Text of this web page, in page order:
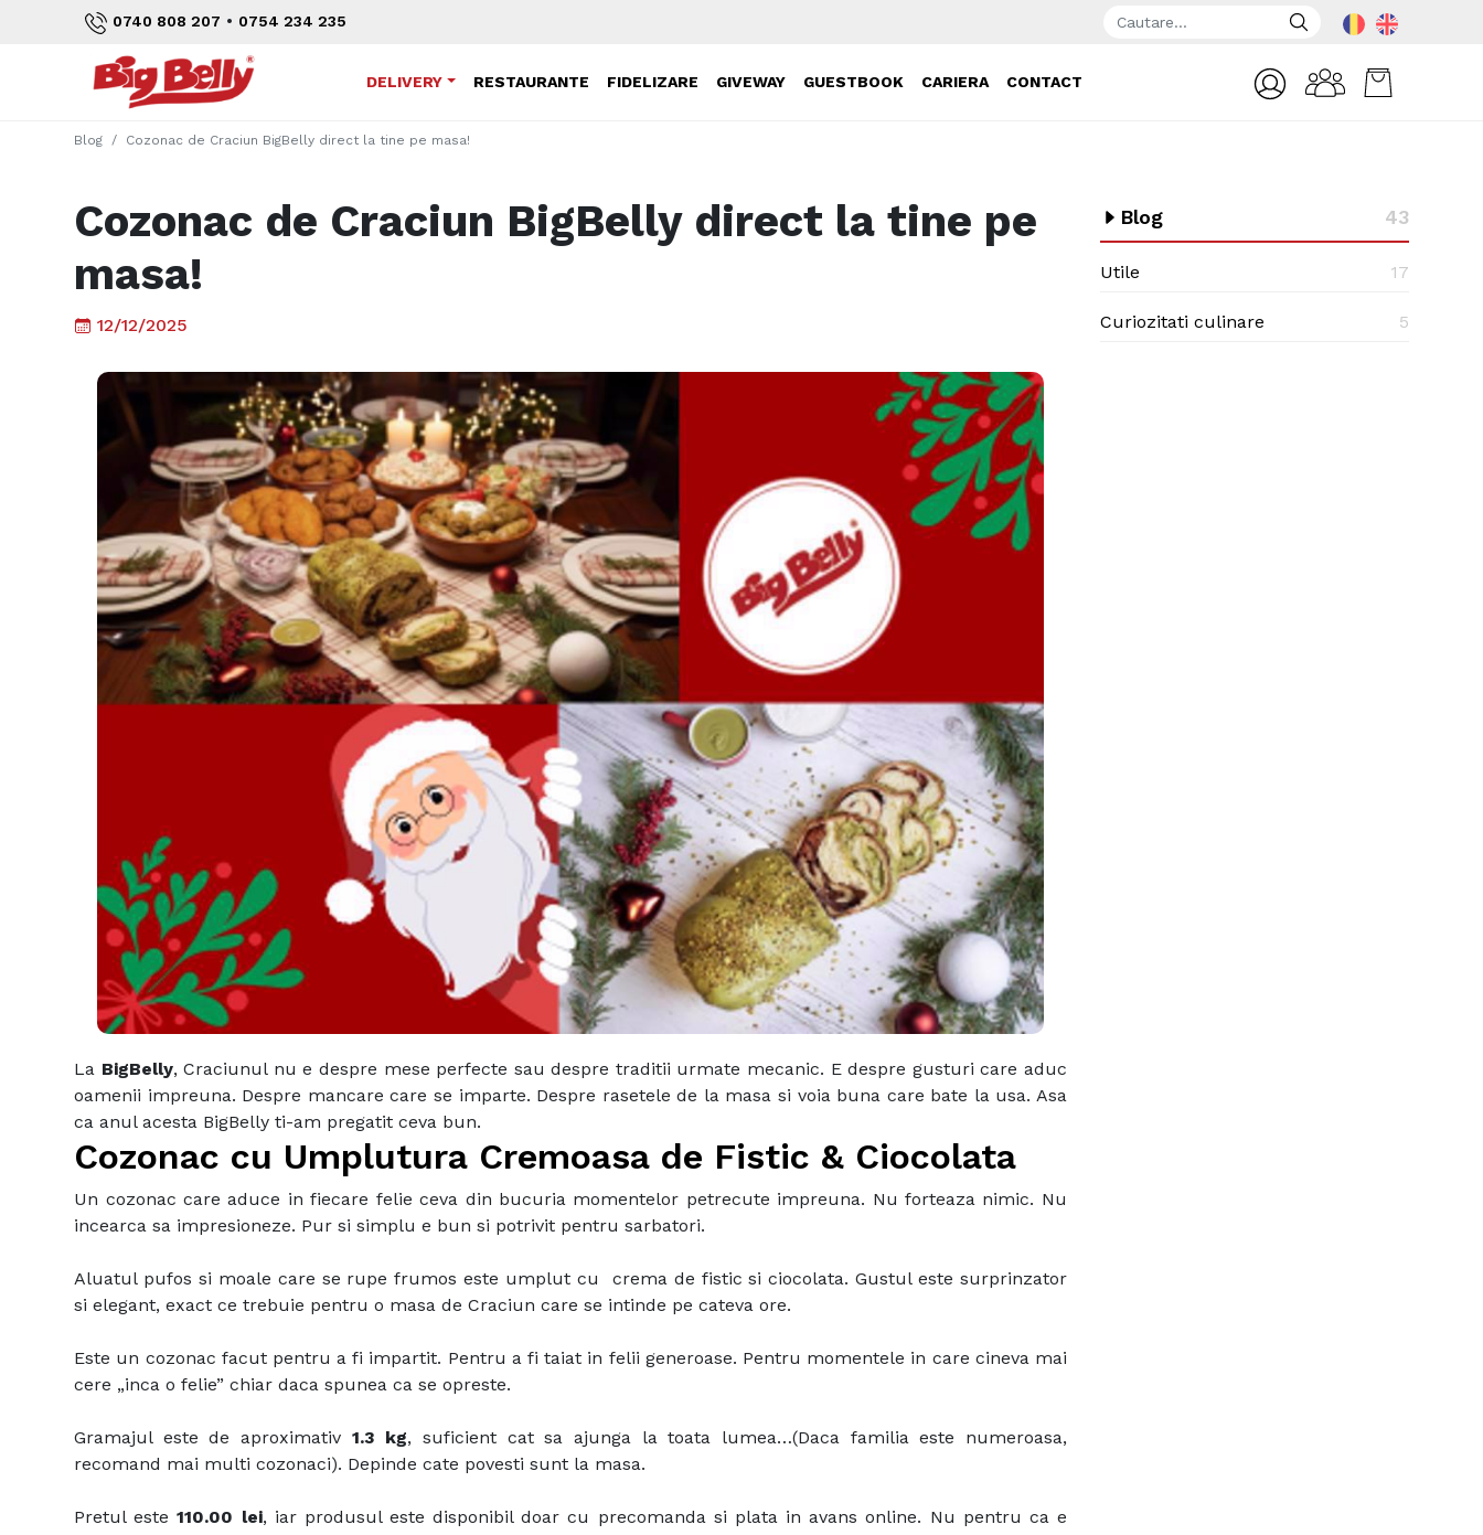
0740 808 207 • 0754 234 235
DELIVERY RESTAURANTE FIDELIZARE GIVEWAY GUESTBOOK CARIERA CONTACT
Blog Cozonac de Craciun BigBelly direct la tine pe masa!
Cozonac de Craciun BigBelly direct la tine pe
masa!
12/12/2025
La BigBelly, Craciunul nu e despre mese perfecte sau despre traditii urmate mecanic. E despre gusturi care aduc
oamenii impreuna. Despre mancare care se imparte. Despre rasetele de la masa si voia buna care bate la usa. Asa
ca anul acesta BigBelly ti-am pregatit ceva bun.
Cozonac cu Umplutura Cremoasa de Fistic & Ciocolata
Un cozonac care aduce in fiecare felie ceva din bucuria momentelor petrecute impreuna. Nu forteaza nimic. Nu
incearca sa impresioneze. Pur si simplu e bun si potrivit pentru sarbatori.
Aluatul pufos si moale care se rupe frumos este umplut cu crema de fistic si ciocolata. Gustul este surprinzator
si elegant, exact ce trebuie pentru o masa de Craciun care se intinde pe cateva ore.
Este un cozonac facut pentru a fi impartit. Pentru a fi taiat in felii generoase. Pentru momentele in care cineva mai
cere „inca o felie” chiar daca spunea ca se opreste.
Gramajul este de aproximativ 1.3 kg, suficient cat sa ajunga la toata lumea…(Daca familia este numeroasa,
recomand mai multi cozonaci). Depinde cate povesti sunt la masa.
Pretul este110.00 lei, iar produsul este disponibil doar cu precomanda si plata in avans online. Nu pentru ca e
Blog 43
Utile 17
Curiozitati culinare 5